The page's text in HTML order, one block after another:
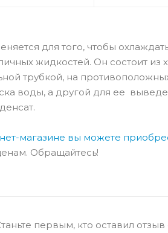
для того, чтобы
жидкостей. Он состоит из
трубкой, на
воды, а другой для ее
магазине вы можете
Обращайтесь!
первым, кто оставил отзыв